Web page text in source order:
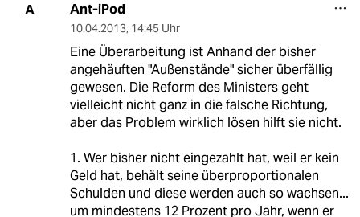
A Ant-iPod
10.04.2013, 14:45 Uhr
Eine Überarbeitung ist Anhand der bisher
angehäuften "Außenstände" sicher überfällig
gewesen. Die Reform des Ministers geht
vielleicht nicht ganz in die falsche Richtung,
aber das Problem wirklich lösen hilft sie nicht.
1. Wer bisher nicht eingezahlt hat, weil er kein
Geld hat, behält seine überproportionalen
Schulden und diese werden auch so wachsen...
um mindestens 12 Prozent pro Jahr, wenn er